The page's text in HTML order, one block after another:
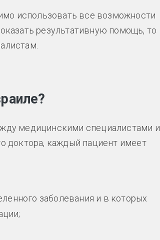
использовать все возможности
результативную помощь, то
медицинскими специалистами и
доктора, каждый пациент имеет
заболевания и в которых